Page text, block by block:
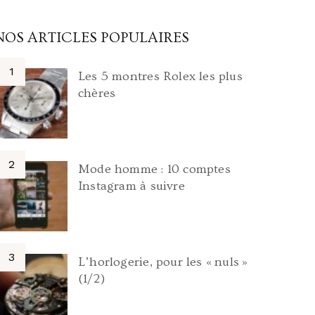
ARTICLES POPULAIRES
Les 5 montres Rolex les plus
chères
Mode homme : 10 comptes
Instagram à suivre
L’horlogerie, pour les « nuls »
(1/2)